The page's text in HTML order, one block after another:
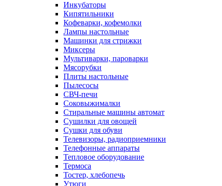
Инкубаторы
Кипятильники
Кофеварки, кофемолки
Лампы настольные
Машинки для стрижки
Миксеры
Мультиварки, пароварки
Мясорубки
Плиты настольные
Пылесосы
СВЧ-печи
Соковыжималки
Стиральные машины автомат
Сушилки для овощей
Сушки для обуви
Телевизоры, радиоприемники
Телефонные аппараты
Тепловое оборудование
Термоса
Тостер, хлебопечь
Утюги